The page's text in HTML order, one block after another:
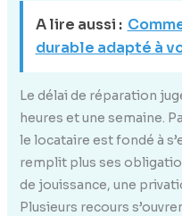
A lire aussi :
durable adapté à
Le délai de réparation
heures et une semaine.
le locataire est fondé à
remplit plus ses
de jouissance, une
Plusieurs recours